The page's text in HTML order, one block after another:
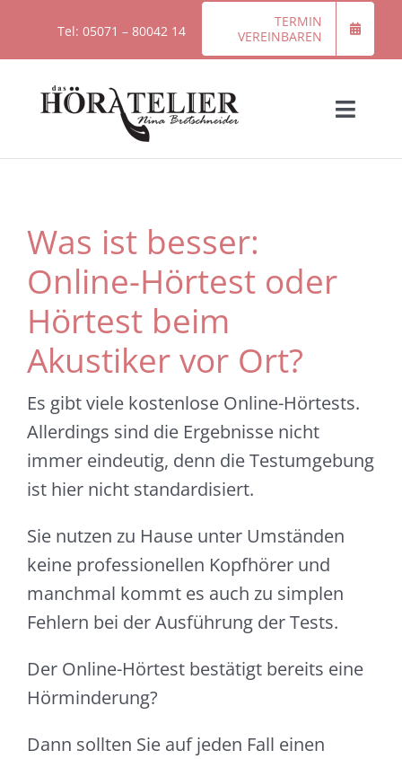
Tel: 05071 – 80042 14
TERMIN
VEREINBAREN
Toggle
Über das Höratelier
Hörgeräte
Kontakt
Was ist besser:
Online-Hörtest oder
Hörtest beim
Akustiker vor Ort?
Es gibt viele kostenlose Online-Hörtests.
Allerdings sind die Ergebnisse nicht
immer eindeutig, denn die Testumgebung
ist hier nicht standardisiert.
Sie nutzen zu Hause unter Umständen
keine professionellen Kopfhörer und
manchmal kommt es auch zu simplen
Fehlern bei der Ausführung der Tests.
Der Online-Hörtest bestätigt bereits eine
Hörminderung?
Dann sollten Sie auf jeden Fall einen